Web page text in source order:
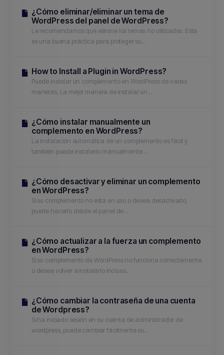
¿Cómo eliminar/eliminar un tema de
WordPress del panel de WordPress?
Le recomendamos que elimine los temas no utilizados. Esta
es una buena práctica para proteger su...
How to Install a Plugin in WordPress?
Puede instalar un complemento en WordPress de varias
maneras. La mejor manera de instalar un...
¿Cómo instalar manualmente un
complemento en WordPress?
La instalación automática de un complemento es fácil y
también puede instalarlo manualmente....
¿Cómo desactivar y eliminar un complemento
en WordPress?
Si su complemento no está en uso o desea desactivarlo,
puede hacerlo desde el panel de...
¿Cómo actualizar a la fuerza un complemento
en WordPress?
Si su complemento de WordPress no funciona correctamente
o desea volver a instalarlo incluso...
¿Cómo cambiar la contraseña de una cuenta
de Wordpress?
Si ha iniciado sesión en su cuenta de administrador de
wordpress, puede cambiar fácilmente su...